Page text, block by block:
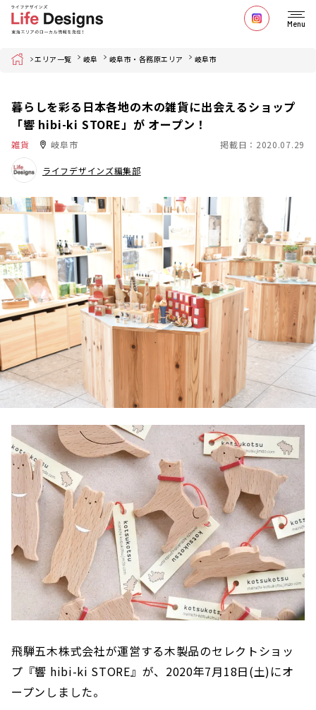
Menu
Home エリア一覧 岐阜 岐阜市・各務原エリア 岐阜市
暮らしを彩る日本各地の木の雑貨に出会えるショップ
「響 hibi-ki STORE」が オープン！
雑貨 岐阜市 掲載日：2020.07.29
ライフデザインズ編集部
飛騨五木株式会社が運営する木製品のセレクトショッ
プ『響 hibi-ki STORE』が、2020年7月18日(土)にオ
ープンしました。